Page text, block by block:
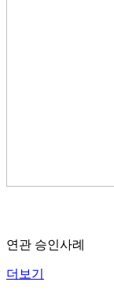
연관 승인사례
더보기